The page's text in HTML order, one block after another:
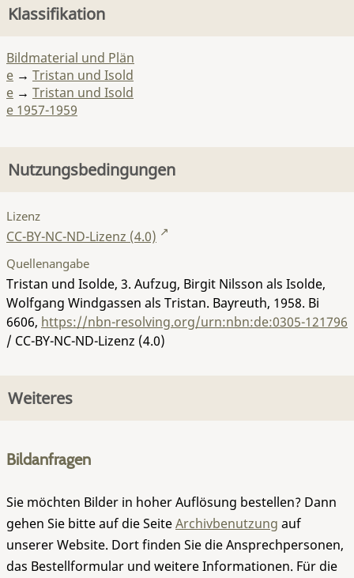
Klassifikation
Bildmaterial und Plän
e → Tristan und Isold
e → Tristan und Isold
e 1957-1959
Nutzungsbedingungen
Lizenz
CC-BY-NC-ND-Lizenz (4.0)
Quellenangabe
Tristan und Isolde, 3. Aufzug, Birgit Nilsson als Isolde,
Wolfgang Windgassen als Tristan. Bayreuth, 1958. Bi
6606, https://nbn-resolving.org/urn:nbn:de:0305-121796
/ CC-BY-NC-ND-Lizenz (4.0)
Weiteres
Bildanfragen
Sie möchten Bilder in hoher Auflösung bestellen? Dann
gehen Sie bitte auf die SeiteArchivbenutzung auf
unserer Website. Dort finden Sie die Ansprechpersonen,
das Bestellformular und weitere Informationen. Für die